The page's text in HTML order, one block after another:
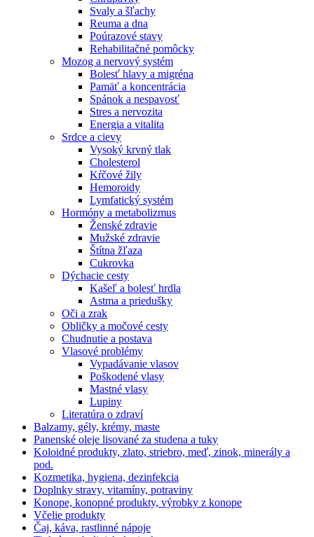
Svaly a šľachy
Reuma a dna
Poúrazové stavy
Rehabilitačné pomôcky
Mozog a nervový systém
Bolesť hlavy a migréna
Pamäť a koncentrácia
Spánok a nespavosť
Stres a nervozita
Energia a vitalita
Srdce a cievy
Vysoký krvný tlak
Cholesterol
Kŕčové žily
Hemoroidy
Lymfatický systém
Hormóny a metabolizmus
Ženské zdravie
Mužské zdravie
Štítna žľaza
Cukrovka
Dýchacie cesty
Kašeľ a bolesť hrdla
Astma a priedušky
Oči a zrak
Obličky a močové cesty
Chudnutie a postava
Vlasové problémy
Vypadávanie vlasov
Poškodené vlasy
Mastné vlasy
Lupiny
Literatúra o zdraví
Balzamy, gély, krémy, maste
Panenské oleje lisované za studena a tuky
Koloidné produkty, zlato, striebro, meď, zinok, minerály a
pod.
Kozmetika, hygiena, dezinfekcia
Doplnky stravy, vitamíny, potraviny
Konope, konopné produkty, výrobky z konope
Včelie produkty
Čaj, káva, rastlinné nápoje